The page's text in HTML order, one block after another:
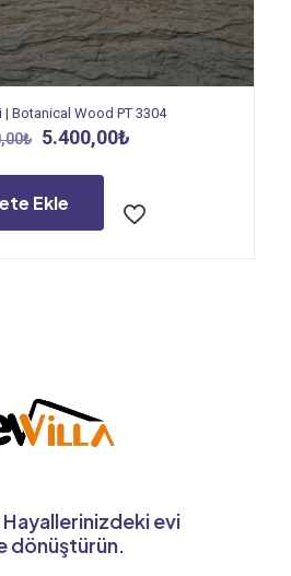
| Botanical Wood PT 3304
₺ Orijinal
9.000,00₺.
5.400,00₺
5.400,00₺.
Ekle
evi
dönüştürün.